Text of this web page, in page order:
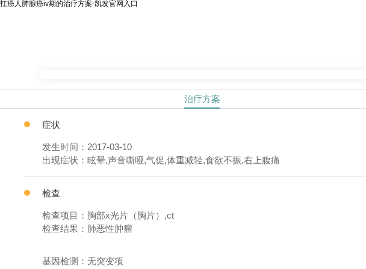
扛癌人肺腺癌iv期的治疗方案-凯发官网入口
治疗方案
症状
发生时间：2017-03-10
出现症状：眩晕,声音嘶哑,气促,体重减轻,食欲不振,右上腹痛
检查
检查项目：胸部x光片（胸片）,ct
检查结果：肺恶性肿瘤
基因检测：无突变项